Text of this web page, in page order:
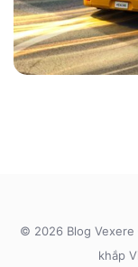
© 2026 Blog Vexere
khắp